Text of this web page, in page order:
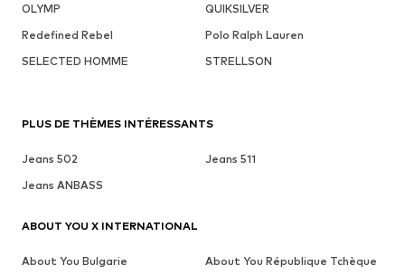
OLYMP
QUIKSILVER
Redefined Rebel
Polo Ralph Lauren
SELECTED HOMME
STRELLSON
PLUS DE THÈMES INTÉRESSANTS
Jeans 502
Jeans 511
Jeans ANBASS
ABOUT YOU X INTERNATIONAL
About You Bulgarie
About You République Tchèque